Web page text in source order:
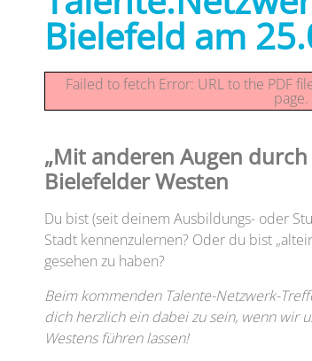
Bielefeld am
Failed to fetch Error: URL to the PDF
page.
„Mit anderen Augen
Bielefelder Westen
Du bist (seit deinem Ausbildungs- oder
Stadt kennenzulernen? Oder du bist
gesehen zu haben?
Beim kommenden Talente-Netzwerk-
dich herzlich ein dabei zu sein, wenn wir
Westens führen lassen!